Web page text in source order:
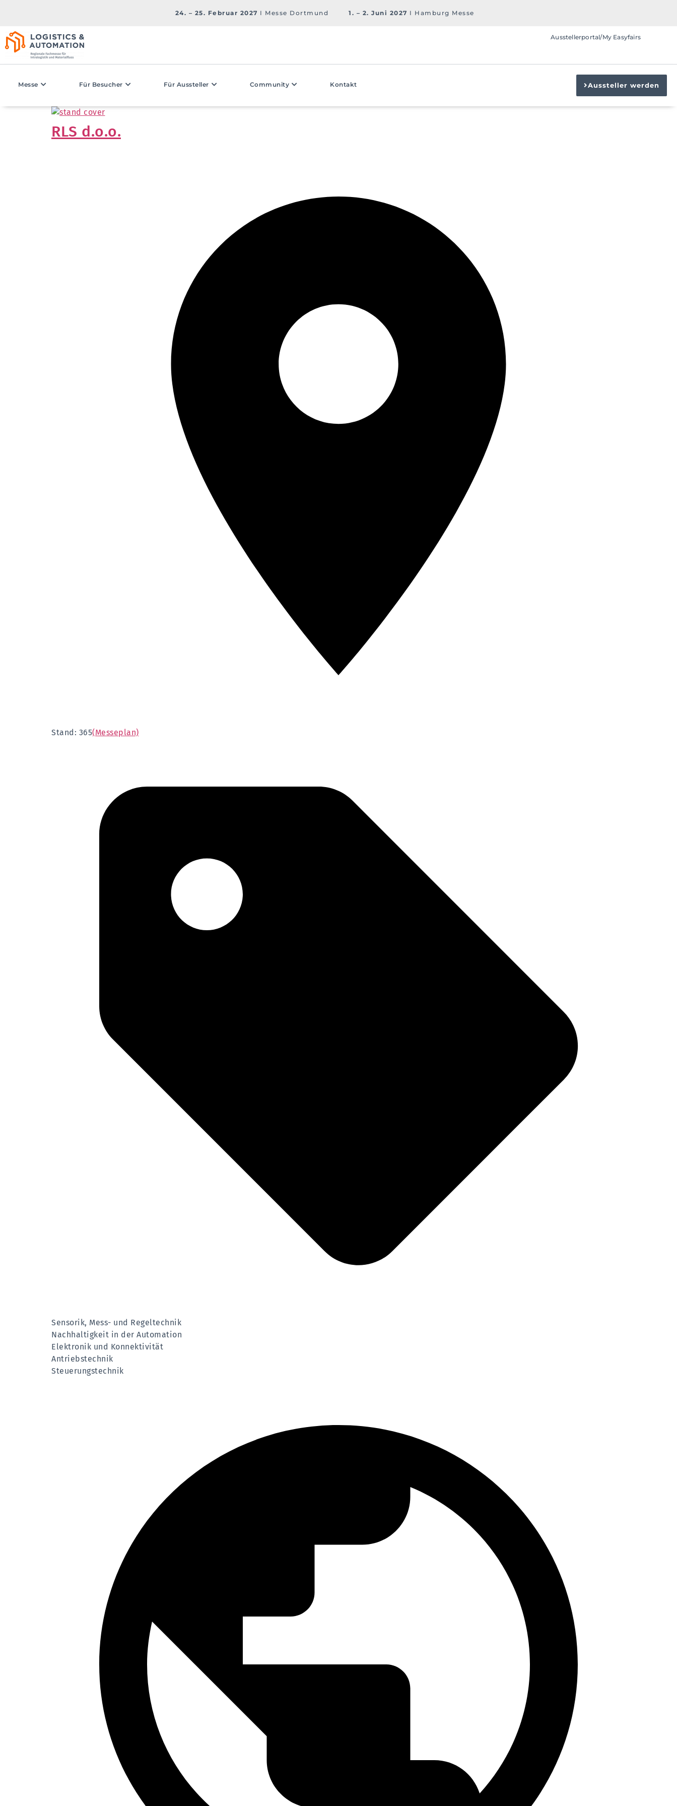
24. – 25. Februar 2027 I Messe Dortmund 1. – 2. Juni 2027 I Hamburg Messe
Ausstellerportal/My Easyfairs
Messe Für Besucher Für Aussteller Community Kontakt Aussteller werden
RLS d.o.o.
Stand: 365(Messeplan)
Sensorik, Mess- und Regeltechnik
Nachhaltigkeit in der Automation
Elektronik und Konnektivität
Antriebstechnik
Steuerungstechnik